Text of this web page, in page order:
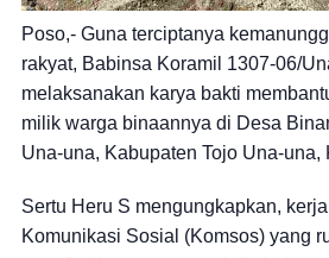
Poso,- Guna terciptanya
rakyat, Babinsa Koramil 1307-06/
melaksanakan karya bakti
milik warga binaannya di Desa
Una-una, Kabupaten Tojo Una-una,
Sertu Heru S mengungkapkan,
Komunikasi Sosial (Komsos) yang